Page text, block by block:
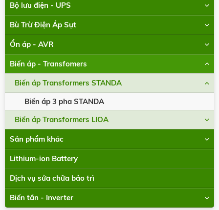
Bộ lưu điện - UPS
Bù Trừ Điện Áp Sụt
Ổn áp - AVR
Biến áp - Transfomers
Biến áp Transformers STANDA
Biến áp 3 pha STANDA
Biến áp Transformers LIOA
Sản phẩm khác
Lithium-ion Battery
Dịch vụ sửa chữa bảo trì
Biến tần - Inverter